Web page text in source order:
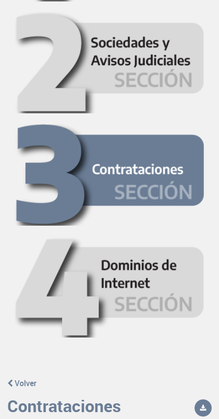
Volver
Contrataciones